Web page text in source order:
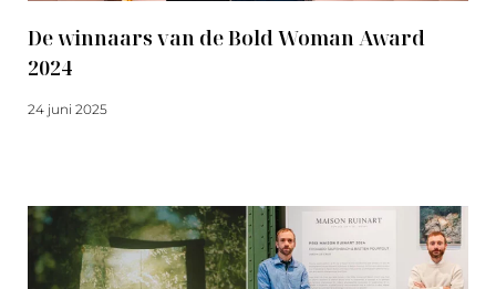
De winnaars van de Bold Woman Award
2024
24 juni 2025